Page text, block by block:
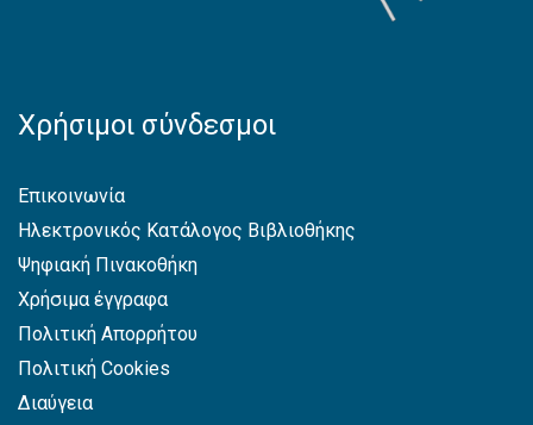
Χρήσιμοι σύνδεσμοι
Επικοινωνία
Ηλεκτρονικός Κατάλογος Βιβλιοθήκης
Ψηφιακή Πινακοθήκη
Χρήσιμα έγγραφα
Πολιτική Απορρήτου
Πολιτική Cookies
Διαύγεια